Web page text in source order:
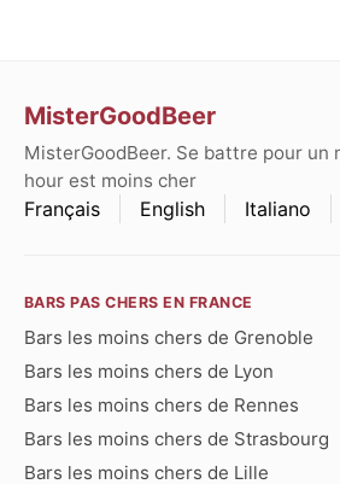
MisterGoodBeer
MisterGoodBeer. Se battre pour un
hour est moins cher
Français English Italiano
BARS PAS CHERS EN FRANCE
Bars les moins chers de Grenoble
Bars les moins chers de Lyon
Bars les moins chers de Rennes
Bars les moins chers de Strasbourg
Bars les moins chers de Lille